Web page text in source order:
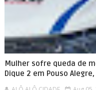
Mulher sofre queda de
Dique 2 em Pouso Alegre,